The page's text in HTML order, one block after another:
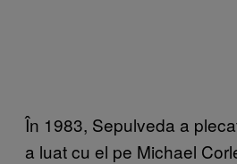
În 1983, Sepulveda a
a luat cu el pe Michael